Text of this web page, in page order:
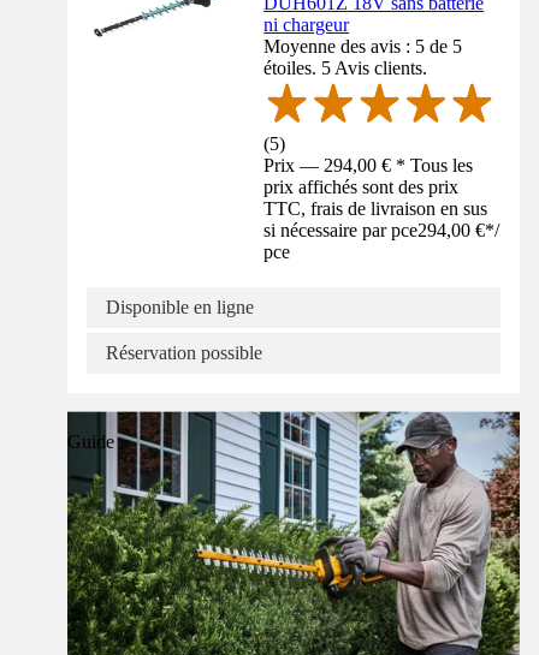
ni chargeur
Moyenne des avis : 5 de 5
étoiles. 5 Avis clients.
(5)
Prix — 294,00 € * Tous les
prix affichés sont des prix
TTC, frais de livraison en sus
si nécessaire par pce294,00 €*/
pce
Disponible en ligne
Réservation possible
Guide